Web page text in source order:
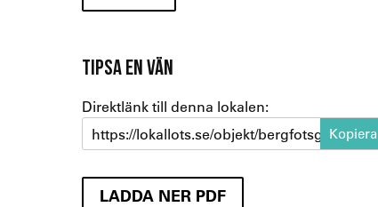
TIPSA EN VÄN
Direktlänk till denna lokalen:
https://lokallots.se/objekt/bergfotsgatan-2-3
LADDA NER PDF